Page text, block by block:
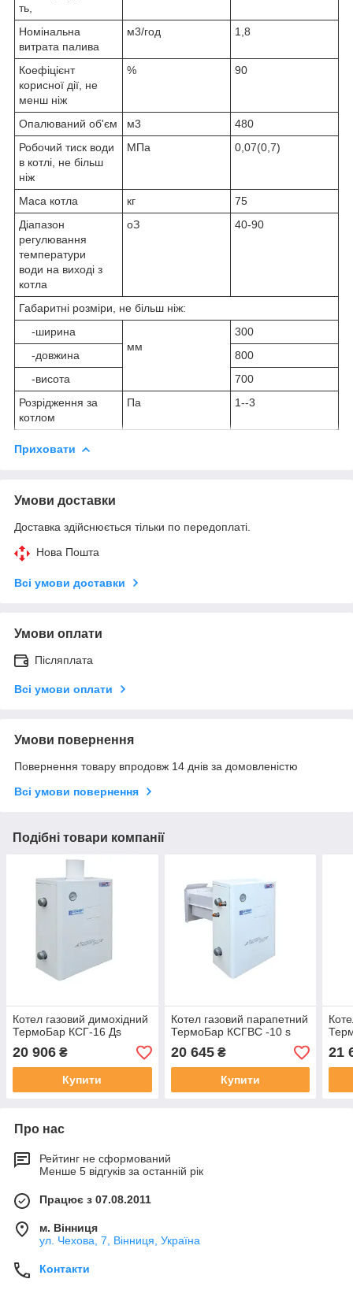
ть,
Номінальна
витрата палива
м3/год 1,8
Коефіцієнт
корисної дії, не
менш ніж
% 90
Опалюваний об'єм м3
480
Робочий тиск води
в котлі, не більш
ніж
МПа 0,07(0,7)
Маса котла кг
75
Діапазон
регулювання
температури
води на виході з
котла
оЗ 40-90
Габаритні розміри, не більш ніж:
-ширина
мм
300
-довжина
800
-висота
700
Розрідження за
котлом
Па 1--3
Приховати
Умови доставки
Доставка здійснюється тільки по передоплаті.
Нова Пошта
Всі умови доставки
Умови оплати
Післяплата
Всі умови оплати
Умови повернення
Повернення товару впродовж 14 днів за домовленістю
Всі умови повернення
Подібні товари компанії
Котел газовий димохідний
ТермоБар КСГ-16 Дs
20 906 ₴
Купити
Котел газовий парапетний
ТермоБар КСГВС -10 s
20 645₴
Купити
21
Про нас
Рейтинг не сформований
Менше 5 відгуків за останній рік
Працює з 07.08.2011
м. Вінниця
ул. Чехова, 7, Вінниця, Україна
Контакти